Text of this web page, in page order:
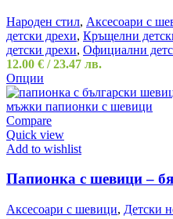
Народен стил, Аксесоари с
детски дрехи, Кръщелни
детски дрехи, Официални
12.00 € / 23.47 лв.
Опции
Compare
Quick view
Add to wishlist
Папионка с шевици –
Аксесоари с шевици, Детски